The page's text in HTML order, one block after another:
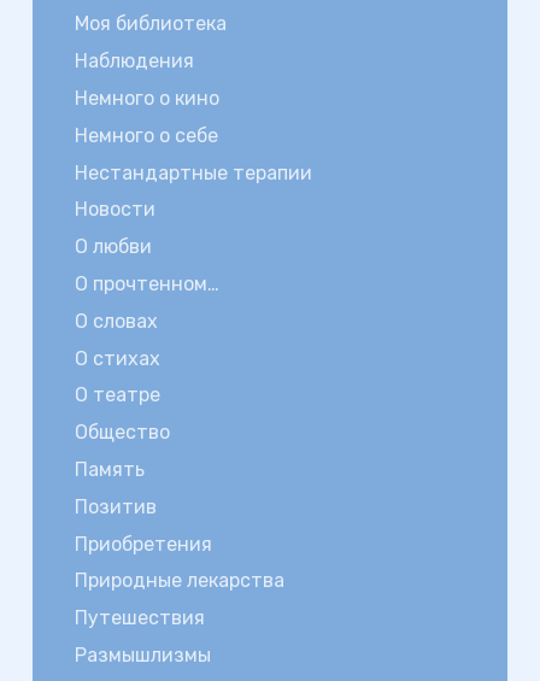
Моя библиотека
Наблюдения
Немного о кино
Немного о себе
Нестандартные терапии
Новости
О любви
О прочтенном…
О словах
О стихах
О театре
Общество
Память
Позитив
Приобретения
Природные лекарства
Путешествия
Размышлизмы